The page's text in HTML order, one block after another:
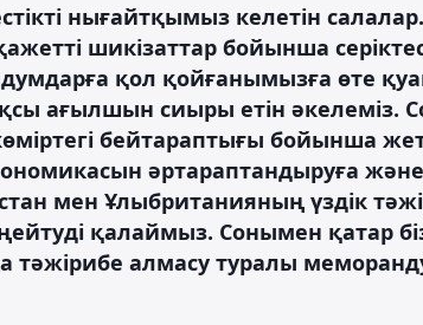
нығайтқымыз келетін
шикізаттар бойынша
қол қойғанымызға өте
ағылшын сиыры етін әкелеміз.
бейтараптығы бойынша
әртараптандыруға
мен Ұлыбританияның үздік
қалаймыз. Сонымен қатар
тәжірибе алмасу туралы